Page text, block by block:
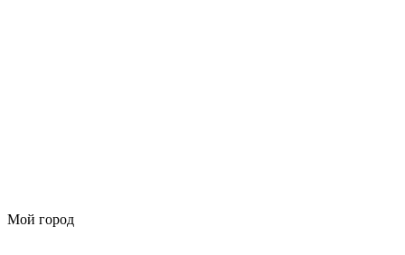
Мой город